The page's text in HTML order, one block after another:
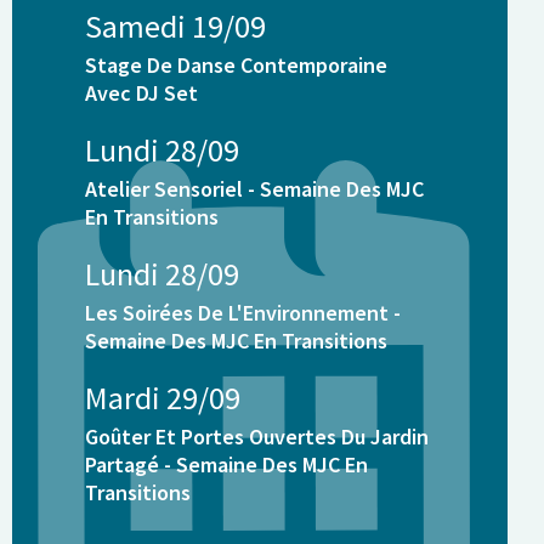
Samedi 19/09
Stage De Danse Contemporaine
Avec DJ Set
Lundi 28/09
Atelier Sensoriel - Semaine Des MJC
En Transitions
Lundi 28/09
Les Soirées De L'Environnement -
Semaine Des MJC En Transitions
Mardi 29/09
Goûter Et Portes Ouvertes Du Jardin
Partagé - Semaine Des MJC En
Transitions